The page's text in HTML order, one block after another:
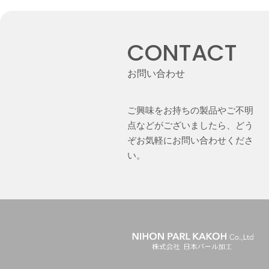
CONTACT
お問い合わせ
ご興味をお持ちの製品やご不明
点などがございましたら、どう
ぞお気軽にお問い合わせくださ
い。